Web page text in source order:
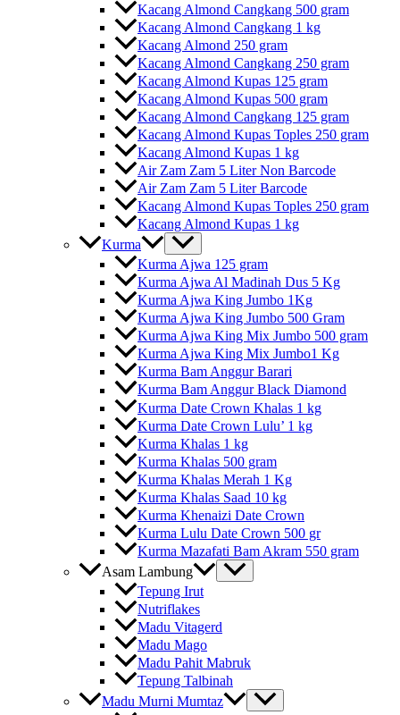
Kacang Almond Cangkang 500 gram
Kacang Almond Cangkang 1 kg
Kacang Almond 250 gram
Kacang Almond Cangkang 250 gram
Kacang Almond Kupas 125 gram
Kacang Almond Kupas 500 gram
Kacang Almond Cangkang 125 gram
Kacang Almond Kupas Toples 250 gram
Kacang Almond Kupas 1 kg
Air Zam Zam 5 Liter Non Barcode
Air Zam Zam 5 Liter Barcode
Kacang Almond Kupas Toples 250 gram
Kacang Almond Kupas 1 kg
Kurma
Kurma Ajwa 125 gram
Kurma Ajwa Al Madinah Dus 5 Kg
Kurma Ajwa King Jumbo 1Kg
Kurma Ajwa King Jumbo 500 Gram
Kurma Ajwa King Mix Jumbo 500 gram
Kurma Ajwa King Mix Jumbo1 Kg
Kurma Bam Anggur Barari
Kurma Bam Anggur Black Diamond
Kurma Date Crown Khalas 1 kg
Kurma Date Crown Lulu’ 1 kg
Kurma Khalas 1 kg
Kurma Khalas 500 gram
Kurma Khalas Merah 1 Kg
Kurma Khalas Saad 10 kg
Kurma Khenaizi Date Crown
Kurma Lulu Date Crown 500 gr
Kurma Mazafati Bam Akram 550 gram
Asam Lambung
Tepung Irut
Nutriflakes
Madu Vitagerd
Madu Mago
Madu Pahit Mabruk
Tepung Talbinah
Madu Murni Mumtaz